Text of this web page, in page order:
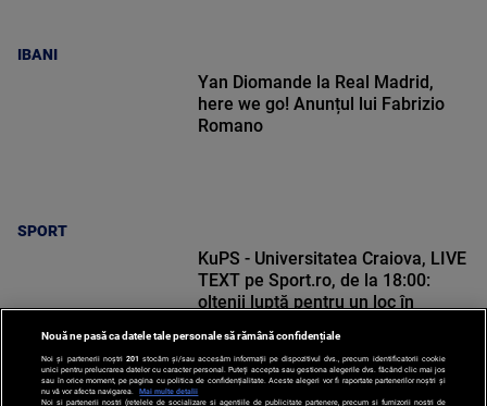
IBANI
SPORT
Yan Diomande la Real Madrid,
here we go! Anunțul lui Fabrizio
Romano
KuPS - Universitatea Craiova, LIVE
TEXT pe Sport.ro, de la 18:00:
oltenii luptă pentru un loc în
Nouă ne pasă ca datele tale personale să rămână confidențiale
Noi și partenerii noștri 201 stocăm și/sau accesăm informații pe dispozitivul dvs., precum identificatorii cookie
unici pentru prelucrarea datelor cu caracter personal. Puteți accepta sau gestiona alegerile dvs. făcând clic mai jos
sau în orice moment, pe pagina cu politica de confidențialitate. Aceste alegeri vor fi raportate partenerilor noștri și
nu vă vor afecta navigarea.
Mai multe detalii
Noi si partenerii nostri (retelele de socializare si agentiile de publicitate partenere, precum si furnizorii nostri de